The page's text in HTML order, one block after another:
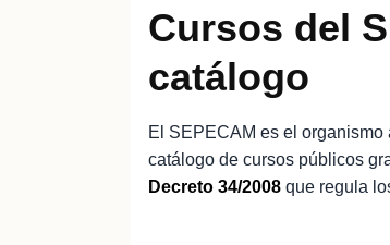
Cursos del
catálogo
El SEPECAM es el
catálogo de cursos públicos
Decreto 34/2008 que regula